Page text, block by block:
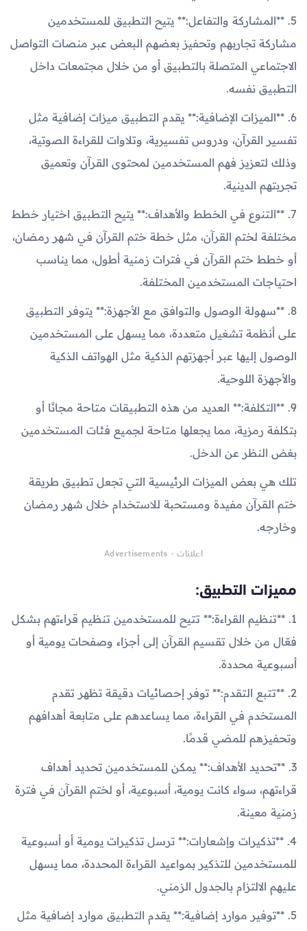
5. **المشاركة والتفاعل:** يتيح التطبيق للمستخدمين
مشاركة تجاربهم وتحفيز بعضهم البعض عبر منصات التواصل
الاجتماعي المتصلة بالتطبيق أو من خلال مجتمعات داخل
التطبيق نفسه.
6. **الميزات الإضافية:** يقدم التطبيق ميزات إضافية مثل
تفسير القرآن، ودروس تفسيرية، وتلاوات للقراءة الصوتية،
وذلك لتعزيز فهم المستخدمين لمحتوى القرآن وتعميق
تجربتهم الدينية.
7. **التنوع في الخطط والأهداف:** يتيح التطبيق اختيار خطط
مختلفة لختم القرآن، مثل خطة ختم القرآن في شهر رمضان،
أو خطط ختم القرآن في فترات زمنية أطول، مما يناسب
احتياجات المستخدمين المختلفة.
8. **سهولة الوصول والتوافق مع الأجهزة:** يتوفر التطبيق
على أنظمة تشغيل متعددة، مما يسهل على المستخدمين
الوصول إليها عبر أجهزتهم الذكية مثل الهواتف الذكية
والأجهزة اللوحية.
9. **التكلفة:** العديد من هذه التطبيقات متاحة مجانًا أو
بتكلفة رمزية، مما يجعلها متاحة لجميع فئات المستخدمين
بغض النظر عن الدخل.
تلك هي بعض الميزات الرئيسية التي تجعل تطبيق طريقة
ختم القرآن مفيدة ومستحبة للاستخدام خلال شهر رمضان
وخارجه.
اعلانات - Advertisements
مميزات التطبيق:
1. **تنظيم القراءة:** تتيح للمستخدمين تنظيم قراءتهم بشكل
فعّال من خلال تقسيم القرآن إلى أجزاء وصفحات يومية أو
أسبوعية محددة.
2. **تتبع التقدم:** توفر إحصائيات دقيقة تظهر تقدم
المستخدم في القراءة، مما يساعدهم على متابعة أهدافهم
وتحفيزهم للمضي قدمًا.
3. **تحديد الأهداف:** يمكن للمستخدمين تحديد أهداف
قراءتهم، سواء كانت يومية، أسبوعية، أو لختم القرآن في فترة
زمنية معينة.
4. **تذكيرات وإشعارات:** ترسل تذكيرات يومية أو أسبوعية
للمستخدمين للتذكير بمواعيد القراءة المحددة، مما يسهل
عليهم الالتزام بالجدول الزمني.
5. **توفير موارد إضافية:** يقدم التطبيق موارد إضافية مثل